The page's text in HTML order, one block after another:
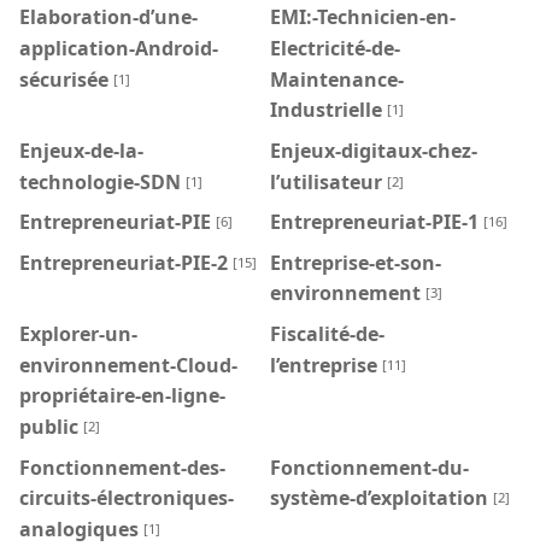
Elaboration-d’une-
application-Android-
sécurisée [1]
EMI:-Technicien-en-
Electricité-de-
Maintenance-
Industrielle [1]
Enjeux-de-la-
technologie-SDN [1]
Enjeux-digitaux-chez-
l’utilisateur [2]
Entrepreneuriat-PIE [6] Entrepreneuriat-PIE-1 [16]
Entrepreneuriat-PIE-2 [15]
Entreprise-et-son-
environnement [3]
Explorer-un-
environnement-Cloud-
propriétaire-en-ligne-
public [2]
Fiscalité-de-
l’entreprise [11]
Fonctionnement-des-
circuits-électroniques-
analogiques [1]
Fonctionnement-du-
système-d’exploitation [2]